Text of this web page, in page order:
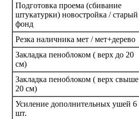
Подготовка проема (сбивание
штукатурки) новостройка / старый
фонд
Резка наличника мет / мет+дерево
Закладка пеноблоком ( верх до 20
см)
Закладка пеноблоком ( верх свыше
20 см)
Усиление дополнительных ушей 6
шт.